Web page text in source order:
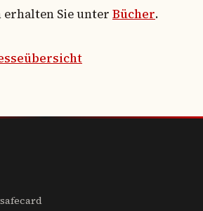
erhalten Sie unter Bücher.